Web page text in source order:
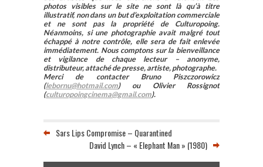
photos visibles sur le site ne sont là qu’à titre
illustratif, non dans un but d’exploitation commerciale
et ne sont pas la propriété de Culturopoing.
Néanmoins, si une photographie avait malgré tout
échappé à notre contrôle, elle sera de fait enlevée
immédiatement. Nous comptons sur la bienveillance
et vigilance de chaque lecteur – anonyme,
distributeur, attaché de presse, artiste, photographe.
Merci de contacter Bruno Piszczorowicz
(lebornu@hotmail.com) ou Olivier Rossignot
(culturopoingcinema@gmail.com).
Sars Lips Compromise – Quarantined
David Lynch – « Elephant Man » (1980)